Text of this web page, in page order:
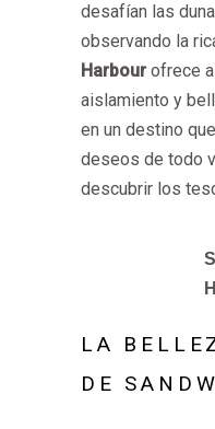
desafían las
observando la
Harbourofrece
aislamiento y
en un destino
deseos de todo
descubrir los
LA
DE